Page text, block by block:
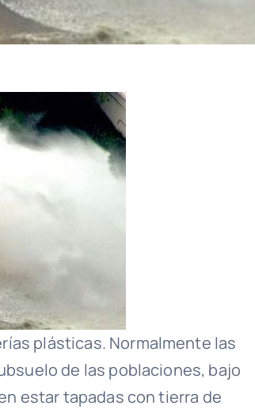
plásticas. Normalmente las
de las poblaciones, bajo
estar tapadas con tierra de